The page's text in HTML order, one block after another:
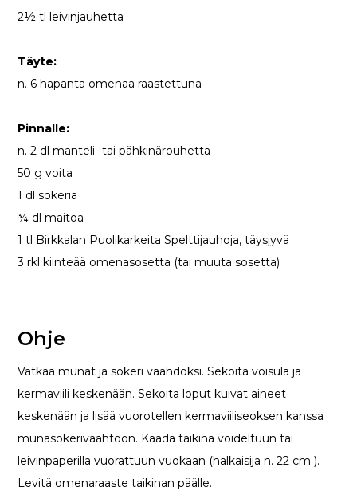
2½ tl leivinjauhetta
Täyte:
n. 6 hapanta omenaa raastettuna
Pinnalle:
n. 2 dl manteli- tai pähkinärouhetta
50 g voita
1 dl sokeria
¾ dl maitoa
1 tl Birkkalan Puolikarkeita Spelttijauhoja, täysjyvä
3 rkl kiinteää omenasosetta (tai muuta sosetta)
Ohje
Vatkaa munat ja sokeri vaahdoksi. Sekoita voisula ja
kermaviili keskenään. Sekoita loput kuivat aineet
keskenään ja lisää vuorotellen kermaviiliseoksen kanssa
munasokerivaahtoon. Kaada taikina voideltuun tai
leivinpaperilla vuorattuun vuokaan (halkaisija n. 22 cm ).
Levitä omenaraaste taikinan päälle.